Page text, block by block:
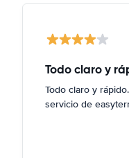
Todo claro y
Todo claro y
servicio de